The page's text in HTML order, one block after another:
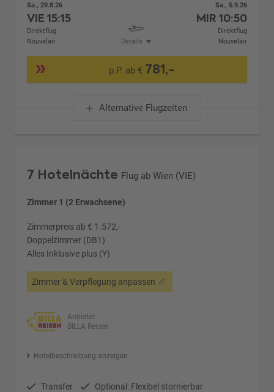
Sa., 29.8.26
VIE15:15
Direktflug
Nouvelair
Details
Sa., 5.9.26
MIR 10:50
Direktflug
Nouvelair
p.P. ab € 781,-
Alternative Flugzeiten
7 Hotelnächte Flug ab Wien (VIE)
Zimmer 1 (2 Erwachsene)
Zimmerpreis ab € 1.572,-
Doppelzimmer (DB1)
Alles Inklusive plus (Y)
Zimmer & Verpflegung anpassen
Anbieter:
BILLA Reisen
Hotelbeschreibung anzeigen
Transfer Optional: Flexibel stornierbar